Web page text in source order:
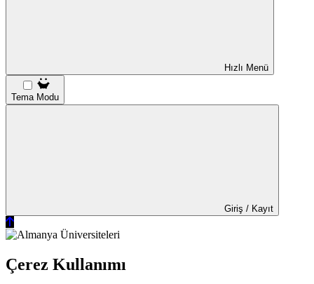
Hızlı Menü
Tema Modu
Giriş / Kayıt
Çerez Kullanımı